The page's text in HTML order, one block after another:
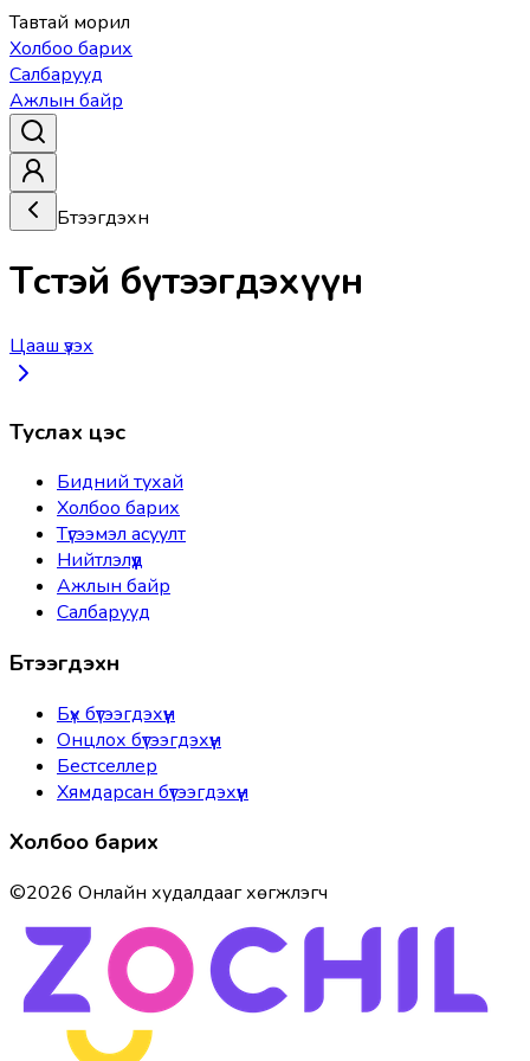
Тавтай морил
Холбоо барих
Салбарууд
Ажлын байр
Бүтээгдэхүүн
Төстэй бүтээгдэхүүн
Цааш үзэх
Туслах цэс
Бидний тухай
Холбоо барих
Түгээмэл асуулт
Нийтлэлүүд
Ажлын байр
Салбарууд
Бүтээгдэхүүн
Бүх бүтээгдэхүүн
Онцлох бүтээгдэхүүн
Бестселлер
Хямдарсан бүтээгдэхүүн
Холбоо барих
©2026 Онлайн худалдааг хөгжүүлэгч